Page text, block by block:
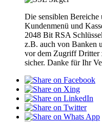
Die sensiblen Bereiche
Kundenmenü und
2048 Bit RSA
z.B. auch von Banken
vor dem Zugriff Dritter
sicher. Danke für Ihr